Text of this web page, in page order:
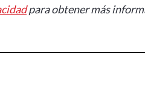
para obtener más